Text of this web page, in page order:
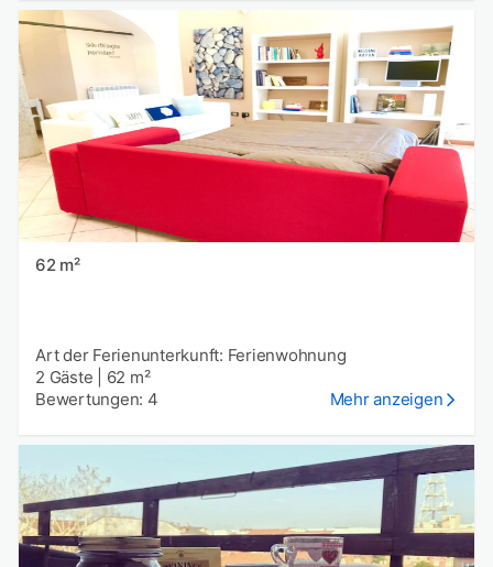
62 m²
Art der Ferienunterkunft: Ferienwohnung
2 Gäste
62 m²
Bewertungen: 4
Mehr anzeigen